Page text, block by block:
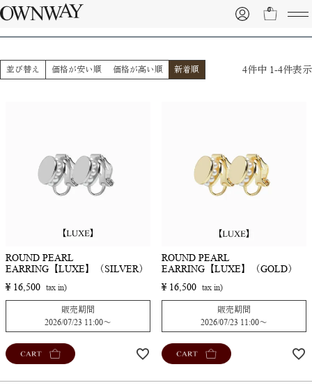
0
並び替え 価格が安い順 価格が高い順 新着順 4件中 1-4件表示
ROUND PEARL
EARRING【LUXE】（SILVER）
¥ 16,500
販売期間
2026/07/23 11:00〜
CART
ROUND PEARL
EARRING【LUXE】（GOLD）
¥ 16,500
販売期間
2026/07/23 11:00〜
CART